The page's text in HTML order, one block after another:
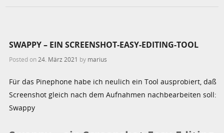
SWAPPY – EIN SCREENSHOT-EASY-EDITING-TOOL
Posted on 24. März 2021 by marius
Für das Pinephone habe ich neulich ein Tool ausprobiert, daß
Screenshot gleich nach dem Aufnahmen nachbearbeiten soll:
Swappy